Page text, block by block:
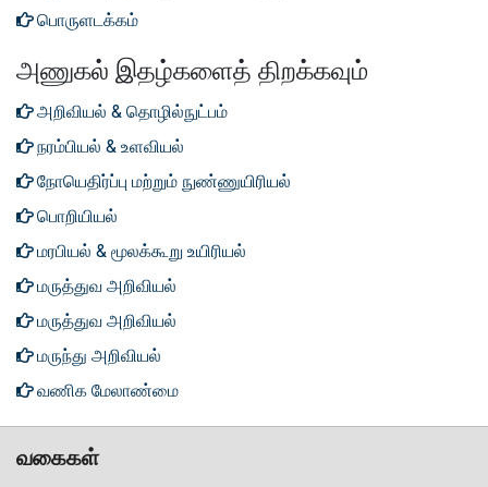
பொருளடக்கம்
அணுகல் இதழ்களைத் திறக்கவும்
அறிவியல் & தொழில்நுட்பம்
நரம்பியல் & உளவியல்
நோயெதிர்ப்பு மற்றும் நுண்ணுயிரியல்
பொறியியல்
மரபியல் & மூலக்கூறு உயிரியல்
மருத்துவ அறிவியல்
மருத்துவ அறிவியல்
மருந்து அறிவியல்
வணிக மேலாண்மை
வகைகள்